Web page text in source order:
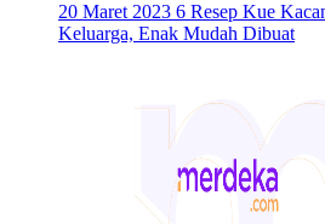
20 Maret 2023 6 Resep Kue
Keluarga, Enak Mudah Dibuat